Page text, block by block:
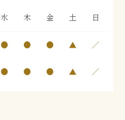
水 木 金 土 日
● ● ● ▲ ／
● ● ● ▲ ／